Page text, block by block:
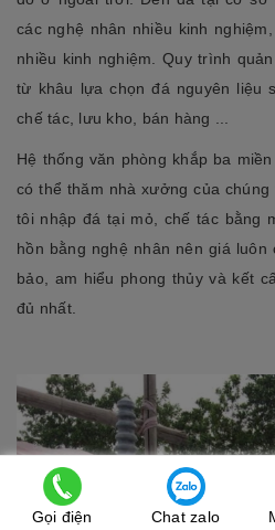
các nghệ nhân nhiều kinh
nhiều kinh nghiệm. Quy trình
từ khâu lựa chọn đá nguyên liệu
chế tác, lưu kho, bán hàng ...
Hệ thống văn phòng khắp ba
có thể thăm nhà xưởng của
tôi nhập đá tại mỏ, chế tác bằng
hồn bằng nghệ nhân nên giá
bảo, am hiểu phong thủy và kết
đủ nhất.
Gọi điện Chat zalo